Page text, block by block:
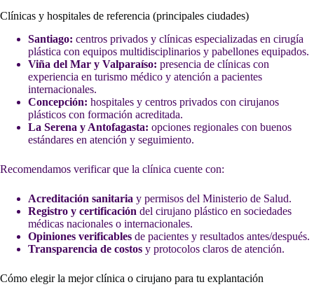
Clínicas y hospitales de referencia (principales ciudades)
Santiago: centros privados y clínicas especializadas en cirugía
plástica con equipos multidisciplinarios y pabellones equipados.
Viña del Mar y Valparaíso: presencia de clínicas con
experiencia en turismo médico y atención a pacientes
internacionales.
Concepción: hospitales y centros privados con cirujanos
plásticos con formación acreditada.
La Serena y Antofagasta: opciones regionales con buenos
estándares en atención y seguimiento.
Recomendamos verificar que la clínica cuente con:
Acreditación sanitaria y permisos del Ministerio de Salud.
Registro y certificación del cirujano plástico en sociedades
médicas nacionales o internacionales.
Opiniones verificables de pacientes y resultados antes/después.
Transparencia de costos y protocolos claros de atención.
Cómo elegir la mejor clínica o cirujano para tu explantación